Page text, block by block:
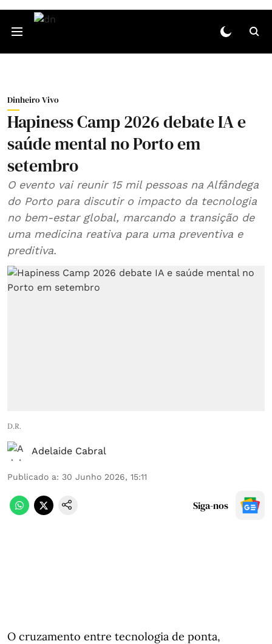
Dinheiro Vivo
Hapiness Camp 2026 debate IA e
saúde mental no Porto em
setembro
O evento vai reunir 15 mil pessoas na Alfândega
do Porto para discutir o impacto da tecnologia
no bem-estar global, marcando a transição de
uma medicina reativa para uma preventiva e
preditiva.
D.R.
Adelaide Cabral
Publicado a: 30 Junho 2026, 15:11
Siga-nos
O cruzamento entre tecnologia de ponta,